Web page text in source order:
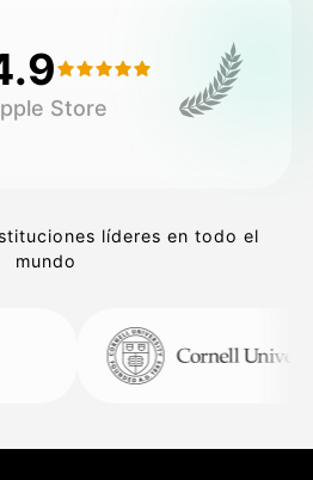
Store
líderes en todo el
mundo